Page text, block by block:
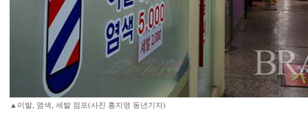
▲이발, 염색, 세발 점포(사진 홍지영 동년기자)